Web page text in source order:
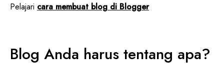
Pelajari cara membuat blog di Blogger
Blog Anda harus tentang apa?